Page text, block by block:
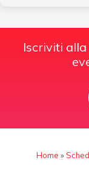
Iscriviti
Home »